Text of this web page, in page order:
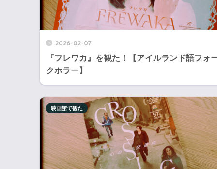
2026-02-07
『フレワカ』を観た！【アイルランド語フォ
クホラー】
映画館で観た